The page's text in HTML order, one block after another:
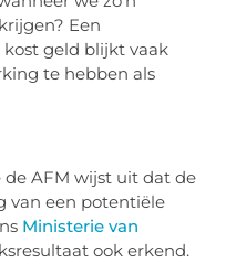
Een
geld blijkt vaak
te hebben als
AFM wijst uit dat de
van een potentiële
Ministerie van
ook erkend.